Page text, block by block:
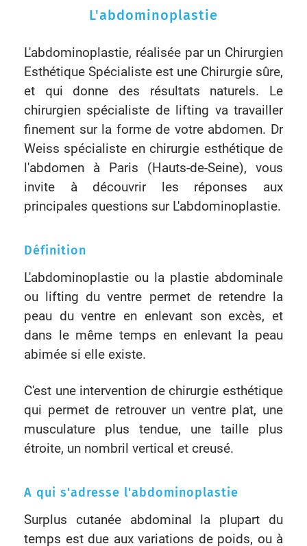
L'abdominoplastie
L'abdominoplastie, réalisée par un Chirurgien
Esthétique Spécialiste est une Chirurgie sûre,
et qui donne des résultats naturels. Le
chirurgien spécialiste de lifting va travailler
finement sur la forme de votre abdomen. Dr
Weiss spécialiste en chirurgie esthétique de
l'abdomen à Paris (Hauts-de-Seine), vous
invite à découvrir les réponses aux
principales questions sur L'abdominoplastie.
Définition
L'abdominoplastie ou la plastie abdominale
ou lifting du ventre permet de retendre la
peau du ventre en enlevant son excès, et
dans le même temps en enlevant la peau
abimée si elle existe.
C'est une intervention de chirurgie esthétique
qui permet de retrouver un ventre plat, une
musculature plus tendue, une taille plus
étroite, un nombril vertical et creusé.
A qui s'adresse l'abdominoplastie
Surplus cutanée abdominal la plupart du
temps est due aux variations de poids, ou à